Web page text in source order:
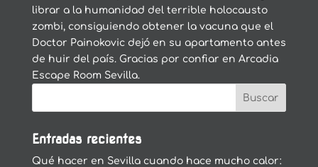
librar a la humanidad del terrible holocausto
zombi, consiguiendo obtener la vacuna que el
Doctor Painokovic dejó en su apartamento antes
de huir del país. Gracias por confiar en Arcadia
Escape Room Sevilla.
Entradas recientes
Qué hacer en Sevilla cuando hace mucho calor: